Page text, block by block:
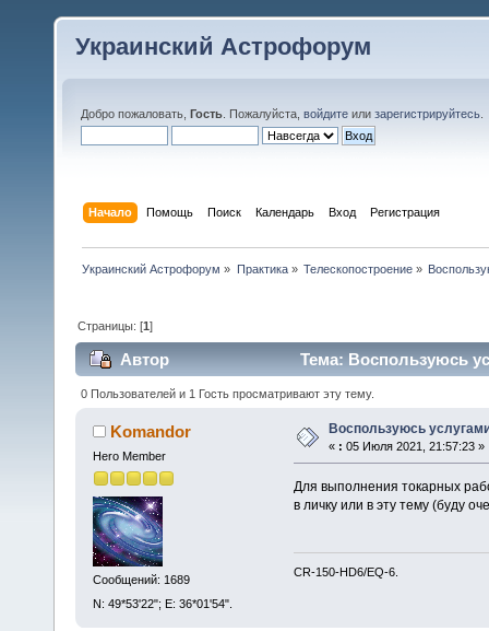
Украинский Астрофорум
Добро пожаловать, Гость . Пожалуйста, войдите или зарегистрируйтесь
Начало Помощь Поиск Календарь Вход Регистрация
Украинский Астрофорум » Практика» Телескопостроение»
Страницы: [1]
Автор Тема: Воспользуюсь
0 Пользователей и 1 Гость просматривают эту тему.
Komandor
Hero Member
Сообщений: 1689
N: 49*53'22"; E: 36*01'54".
Воспользуюсь
« : 05 Июля 2021, 21:57:23 »
Для выполнения токарных
в личку или в эту тему (буду
CR-150-HD6/EQ-6.